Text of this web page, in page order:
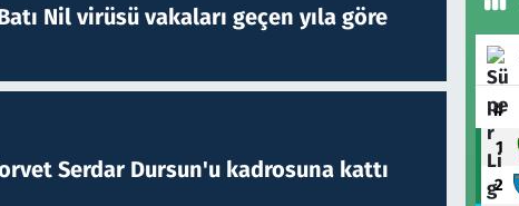
Nil virüsü vakaları geçen yıla göre
Serdar Dursun'u kadrosuna kattı
#
1
2